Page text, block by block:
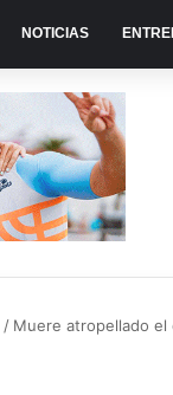
NOTICIAS
/ Muere atropellado el